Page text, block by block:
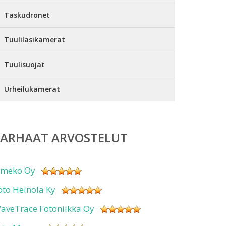
Taskudronet
Tuulilasikamerat
Tuulisuojat
Urheilukamerat
ARVOSTELUT
Oy
Heinola Ky
Fotoniikka Oy